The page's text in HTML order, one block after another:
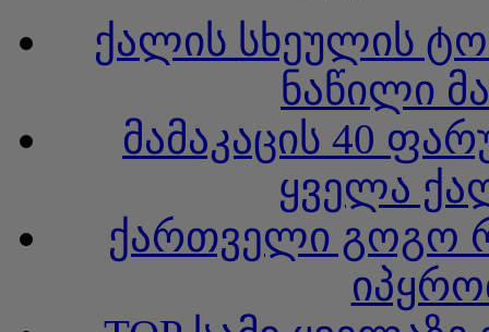
ქალის სხეულის
ნაწილი
მამაკაცის 40
ყველა
ქართველი გოგო